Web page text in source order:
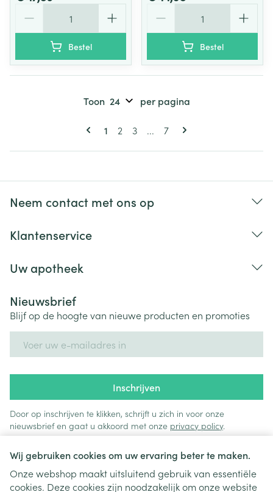
Wij gebruiken cookies om uw ervaring beter te maken.
Onze webshop maakt uitsluitend gebruik van essentiële
cookies. Deze cookies zijn noodzakelijk om onze website
Bestel Bestel
Pagina's
U lees momenteel pagina
1 Pagina
2 Pagina
3 ... Pagina
7
Toon per pagina
Neem contact met ons op
Klantenservice
Uw apotheek
Nieuwsbrief
Blijf op de hoogte van nieuwe producten en promoties
Inschrijven
Door op inschrijven te klikken, schrijft u zich in voor onze
nieuwsbrief en gaat u akkoord met onze privacy policy.